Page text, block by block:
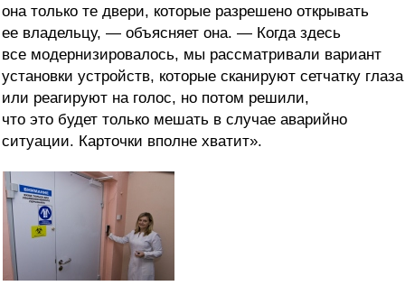
она только те двери, которые разрешено открывать
ее владельцу, — объясняет она. — Когда здесь
все модернизировалось, мы рассматривали вариант
установки устройств, которые сканируют сетчатку глаза
или реагируют на голос, но потом решили,
что это будет только мешать в случае аварийно
ситуации. Карточки вполне хватит».